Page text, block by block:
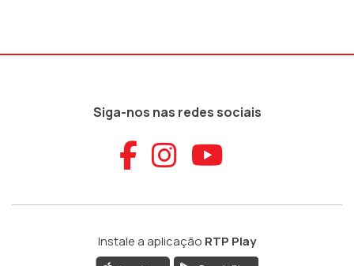
Siga-nos nas redes sociais
Aceder ao
Aceder ao
Aceder
Instale a aplicação RTP Play